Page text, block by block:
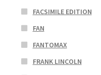
FACSIMILE EDITION
FAN
FANTOMAX
FRANK LINCOLN